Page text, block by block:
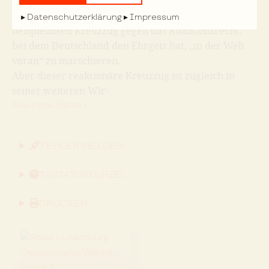
Datenschutzerklärung Impressum
Gerade deshalb erleben wir seit Jahren den
beispiellosen Kreuzzug gegen das Koalitionsrecht,